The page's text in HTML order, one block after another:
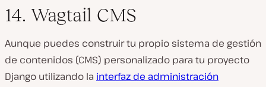
14. Wagtail CMS
Aunque puedes construir tu propio sistema de gestión
de contenidos (CMS) personalizado para tu proyecto
Django utilizando la interfaz de administración